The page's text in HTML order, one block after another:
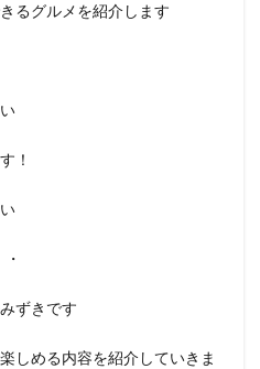
るグルメを紹介します
！
・
ずきです
しめる内容を紹介していきま